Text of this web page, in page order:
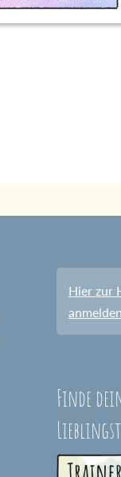
Warenkorb
Hier zur
anmelden
Finde